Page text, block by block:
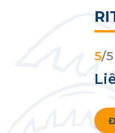
5/5